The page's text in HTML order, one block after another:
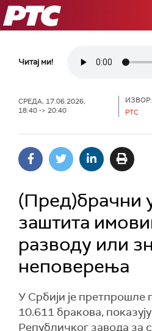
РТС
Читај ми!
СРЕДА, 17.06.2026,
18:40 -> 20:40
ИЗВОР:
РТС
(Пред)брачни
заштита
разводу или
неповерења
У Србији је претпрошле
10.611 бракова,
Републичког завода за